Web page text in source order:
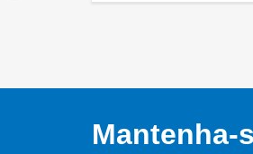
Mantenha-